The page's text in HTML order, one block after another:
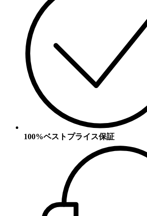
100%ベストプライス保証